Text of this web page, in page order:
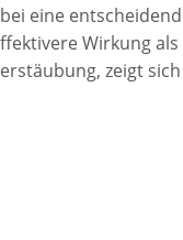
eine
Wirkung
zeigt